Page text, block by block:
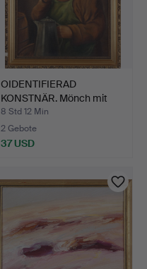
OIDENTIFIERAD
KONSTNÄR. Mönch mit
Bierkrug…
8 Std 12 Min
2 Gebote
37 USD